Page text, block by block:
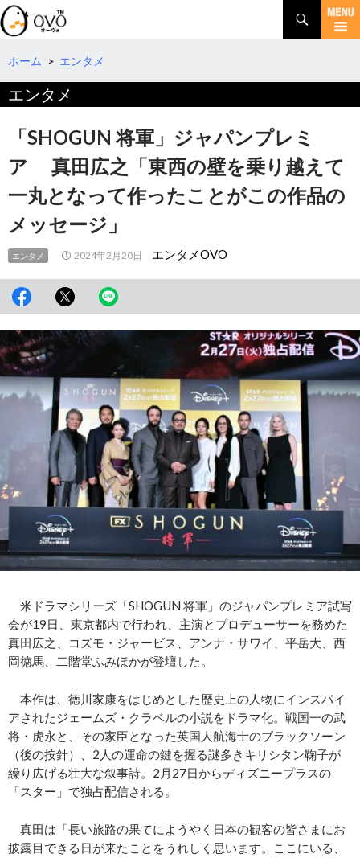
検
索
コ
テ
へ
ホーム > エンタメ
エンタメ
「SHOGUN 将軍」ジャパンプレミ
ア 真田広之「東西の壁を乗り越えて
一丸となって作ったことがこの作品の
メッセージ」
エンタメ 2024年2月20日 エンタメOVO
米ドラマシリーズ「SHOGUN 将軍」のジャパンプレミア試写
会が19日、東京都内で行われ、主演とプロデューサーを務めた
真田広之、コズモ・ジャービス、アンナ・サワイ、平岳大、西
岡徳馬、二階堂ふみほかが登壇した。
本作は、徳川家康をはじめとした歴史上の人物にインスパイ
アされたジェームズ・クラベルの小説をドラマ化。戦国一の武
将・虎永と、その家臣となった英国人航海士のブラックソーン
（後の按針）、2人の運命の鍵を握る謎多きキリシタン鞠子が
繰り広げる壮大な叙事詩。2月27日からディズニープラスの
「スター」で独占配信される。
真田は「長い旅路の果てにようやく日本の観客の皆さまにお
披露目できる日が来たことをうれしく思います。ここにいる、